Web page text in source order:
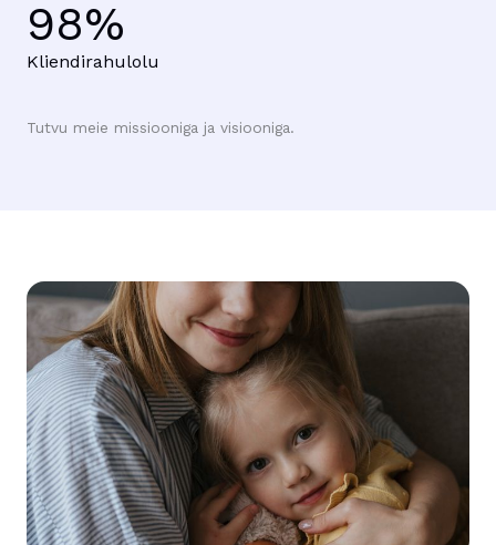
98%
Kliendirahulolu
Tutvu meie missiooniga ja visiooniga.